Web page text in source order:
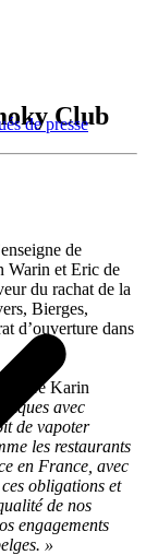
de presse
Club
de
Warin et Eric de
du rachat de la
Bierges,
d’ouverture dans
déclare Karin
avec
de vapoter
les restaurants
en France, avec
obligations et
de nos
engagements
»